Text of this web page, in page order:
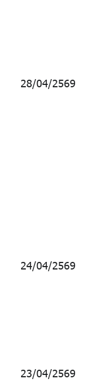
28/04/2569
24/04/2569
23/04/2569